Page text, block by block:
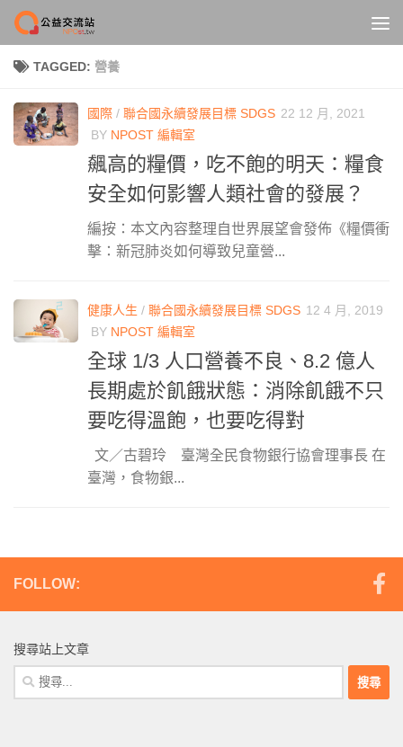
Skip to content
TAGGED: 營養
國際 / 聯合國永續發展目標 SDGS 22 12 月, 2021
BY NPOST 編輯室
飆高的糧價，吃不飽的明天：糧食
安全如何影響人類社會的發展？
編按：本文內容整理自世界展望會發佈《糧價衝
擊：新冠肺炎如何導致兒童營...
健康人生 / 聯合國永續發展目標 SDGS 12 4 月, 2019
BY NPOST 編輯室
全球 1/3 人口營養不良、8.2 億人
長期處於飢餓狀態：消除飢餓不只
要吃得溫飽，也要吃得對
文／古碧玲 臺灣全民食物銀行協會理事長 在
臺灣，食物銀...
FOLLOW:
搜尋站上文章
搜
尋